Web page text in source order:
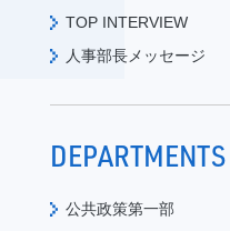
TOP INTERVIEW
人事部長メッセージ
DEPARTMENTS
公共政策第一部